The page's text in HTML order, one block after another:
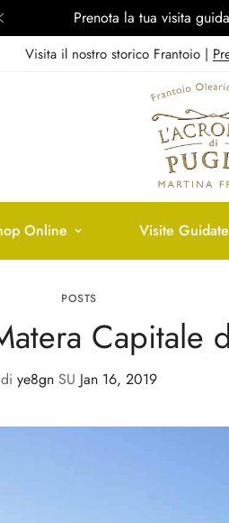
Prenota la tua visita
Visita il nostro storico Frantoio |
Online Visite
POSTS
Capitale
di ye8gn SU Jan 16, 2019